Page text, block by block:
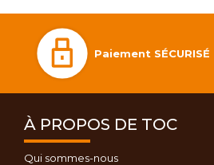
Paiement SÉCURISÉ
À PROPOS DE TOC
Qui sommes-nous